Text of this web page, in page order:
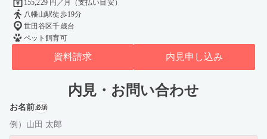
155,229 円／月（支払い目安）
八幡山駅徒歩19分
世田谷区千歳台
ペット飼育可
資料請求 内見申し込み
内見・お問い合わせ
お名前必須
例）山田 太郎